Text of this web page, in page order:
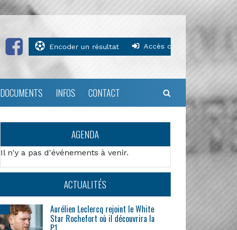
Encoder un résultat Accès clubs
DOCUMENTS INFOS CONTACT
AGENDA
Il n'y a pas d'événements à venir.
ACTUALITÉS
Aurélien Leclercq rejoint le White
Star Rochefort où il découvrira la